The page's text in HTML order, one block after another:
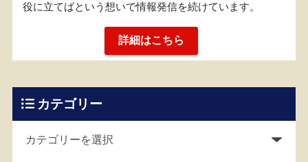
役に立てばという想いで情報発信を続けています。
詳細はこちら
カテゴリー